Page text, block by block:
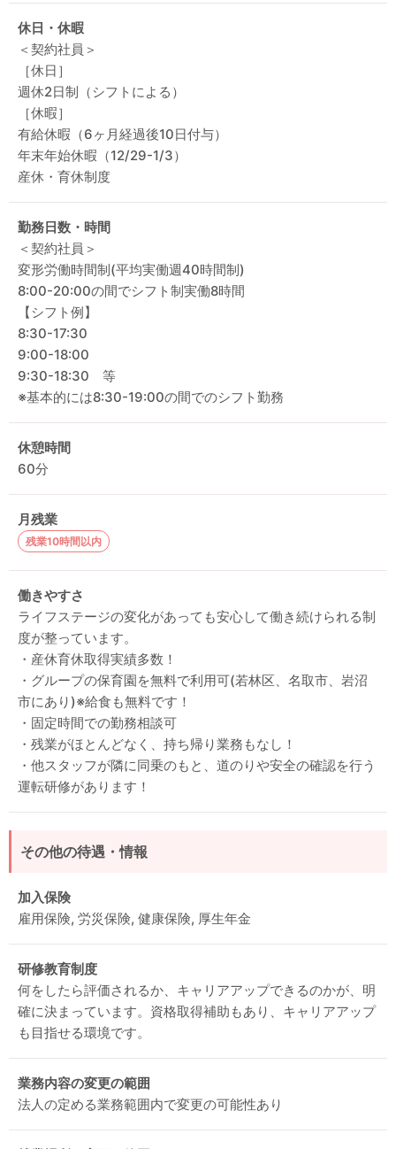
休日・休暇
＜契約社員＞
［休日］
週休2日制（シフトによる）
［休暇］
有給休暇（6ヶ月経過後10日付与）
年末年始休暇（12/29-1/3）
産休・育休制度
勤務日数・時間
＜契約社員＞
変形労働時間制(平均実働週40時間制)
8:00-20:00の間でシフト制実働8時間
【シフト例】
8:30-17:30
9:00-18:00
9:30-18:30 等
※基本的には8:30-19:00の間でのシフト勤務
休憩時間
60分
月残業
残業10時間以内
働きやすさ
ライフステージの変化があっても安心して働き続けられる制
度が整っています。
・産休育休取得実績多数！
・グループの保育園を無料で利用可(若林区、名取市、岩沼
市にあり)※給食も無料です！
・固定時間での勤務相談可
・残業がほとんどなく、持ち帰り業務もなし！
・他スタッフが隣に同乗のもと、道のりや安全の確認を行う
運転研修があります！
その他の待遇・情報
加入保険
雇用保険, 労災保険, 健康保険, 厚生年金
研修教育制度
何をしたら評価されるか、キャリアアップできるのかが、明
確に決まっています。資格取得補助もあり、キャリアアップ
も目指せる環境です。
業務内容の変更の範囲
法人の定める業務範囲内で変更の可能性あり